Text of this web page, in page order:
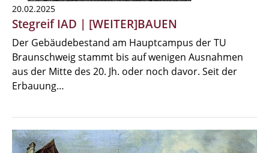
20.02.2025
Stegreif IAD | [WEITER]BAUEN
Der Gebäudebestand am Hauptcampus der TU
Braunschweig stammt bis auf wenigen Ausnahmen
aus der Mitte des 20. Jh. oder noch davor. Seit der
Erbauung…